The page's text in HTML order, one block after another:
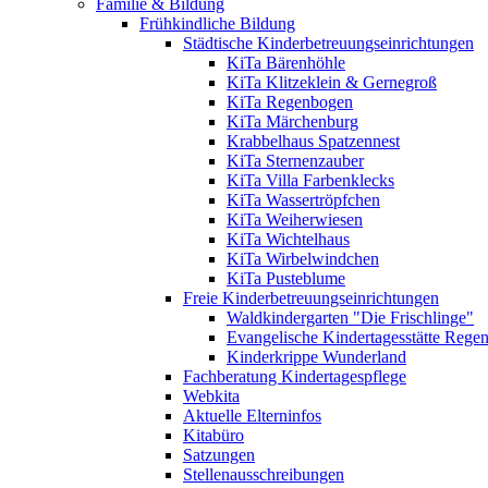
Familie & Bildung
Frühkindliche Bildung
Städtische Kinderbetreuungseinrichtungen
KiTa Bärenhöhle
KiTa Klitzeklein & Gernegroß
KiTa Regenbogen
KiTa Märchenburg
Krabbelhaus Spatzennest
KiTa Sternenzauber
KiTa Villa Farbenklecks
KiTa Wassertröpfchen
KiTa Weiherwiesen
KiTa Wichtelhaus
KiTa Wirbelwindchen
KiTa Pusteblume
Freie Kinderbetreuungseinrichtungen
Waldkindergarten "Die Frischlinge"
Evangelische Kindertagesstätte
Kinderkrippe Wunderland
Fachberatung Kindertagespflege
Webkita
Aktuelle Elterninfos
Kitabüro
Satzungen
Stellenausschreibungen